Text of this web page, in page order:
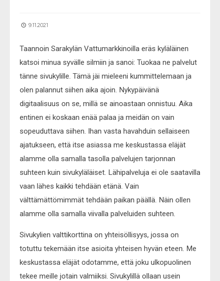
9.11.2021
Taannoin Sarakylän Vattumarkkinoilla eräs kyläläinen
katsoi minua syvälle silmiin ja sanoi: Tuokaa ne palvelut
tänne sivukylille. Tämä jäi mieleeni kummittelemaan ja
olen palannut siihen aika ajoin. Nykypäivänä
digitaalisuus on se, millä se ainoastaan onnistuu. Aika
entinen ei koskaan enää palaa ja meidän on vain
sopeuduttava siihen. Ihan vasta havahduin sellaiseen
ajatukseen, että itse asiassa me keskustassa eläjät
alamme olla samalla tasolla palvelujen tarjonnan
suhteen kuin sivukyläläiset. Lähipalveluja ei ole saatavilla
vaan lähes kaikki tehdään etänä. Vain
välttämättömimmät tehdään paikan päällä. Näin ollen
alamme olla samalla viivalla palveluiden suhteen.
Sivukylien valttikorttina on yhteisöllisyys, jossa on
totuttu tekemään itse asioita yhteisen hyvän eteen. Me
keskustassa eläjät odotamme, että joku ulkopuolinen
tekee meille jotain valmiiksi. Sivukylillä ollaan usein